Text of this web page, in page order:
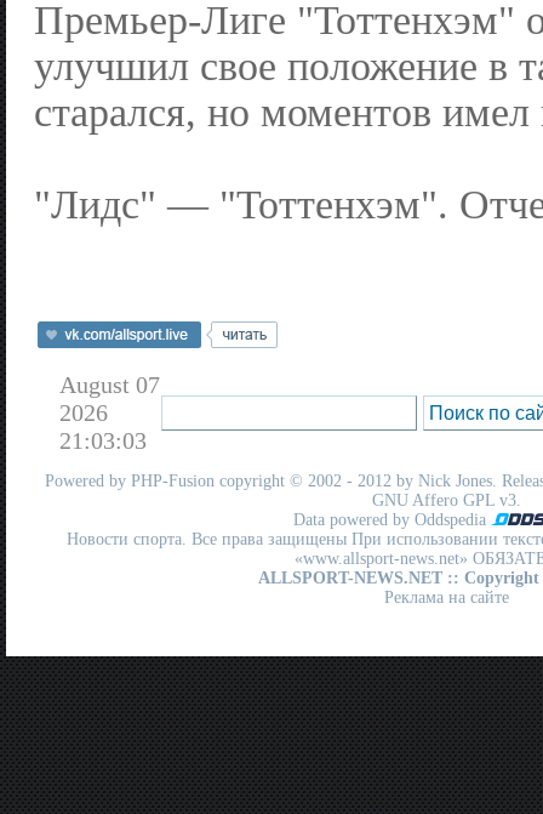
Премьер-Лиге "Тоттенхэм"
улучшил свое положение в
старался, но моментов имел
"Лидс" — "Тоттенхэм".
August 07
2026
21:03:03
Powered by PHP-Fusion copyright © 2002 - 2012 by Nick Jones.
GNU Affero GPL v3.
Data powered by Oddspedia
Новости спорта. Все права защищены При использовании
«www.allsport-news.net»
ALLSPORT-NEWS.NET :: Copyright
Реклама на сайте